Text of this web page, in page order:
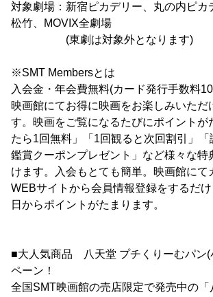
対象劇場：新宿ピカデリー、丸の内ピカ
松竹、MOVIX全劇場
(東劇は対象外となります)
※SMT Membersとは
入会金・年会費無料(カード発行手数料
映画館にてお得に映画をお楽しみいただ
す。映画をご覧になるたびにポイントが
たら1回無料」「1回観ると次回割引」「
鑑賞クーポンプレゼント」など様々な特
けます。入会もとても簡単。映画館にて
WEBサイトから会員情報登録をするだ
日からポイントがたまります。
■大人気商品 八天堂 プチくりーむパン(
ペーン！
全国SMT映画館の売店限定で発売中の「